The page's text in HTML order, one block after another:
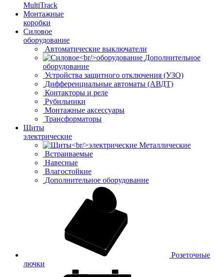
MultiTrack
Монтажные
коробки
Силовое
оборудование
Автоматические выключатели
Дополнительное
оборудование
Устройства защитного отключения (УЗО)
Дифференциальные автоматы (АВДТ)
Контакторы и реле
Рубильники
Монтажные аксессуары
Трансформаторы
Щиты
электрические
Металлические
Встраиваемые
Навесные
Влагостойкие
Дополнительное оборудование
Розеточные
лючки